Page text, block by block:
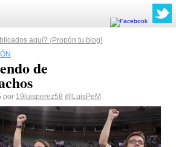
aquí? ¡Propón tu blog!
de
por 19luisperez58 @LuisPeM